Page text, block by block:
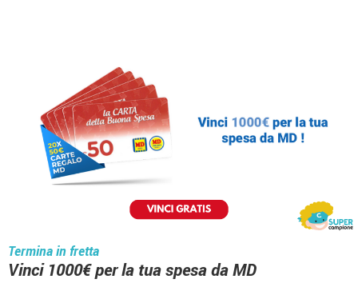
Termina in fretta
Vinci 1000€ per la tua spesa da MD